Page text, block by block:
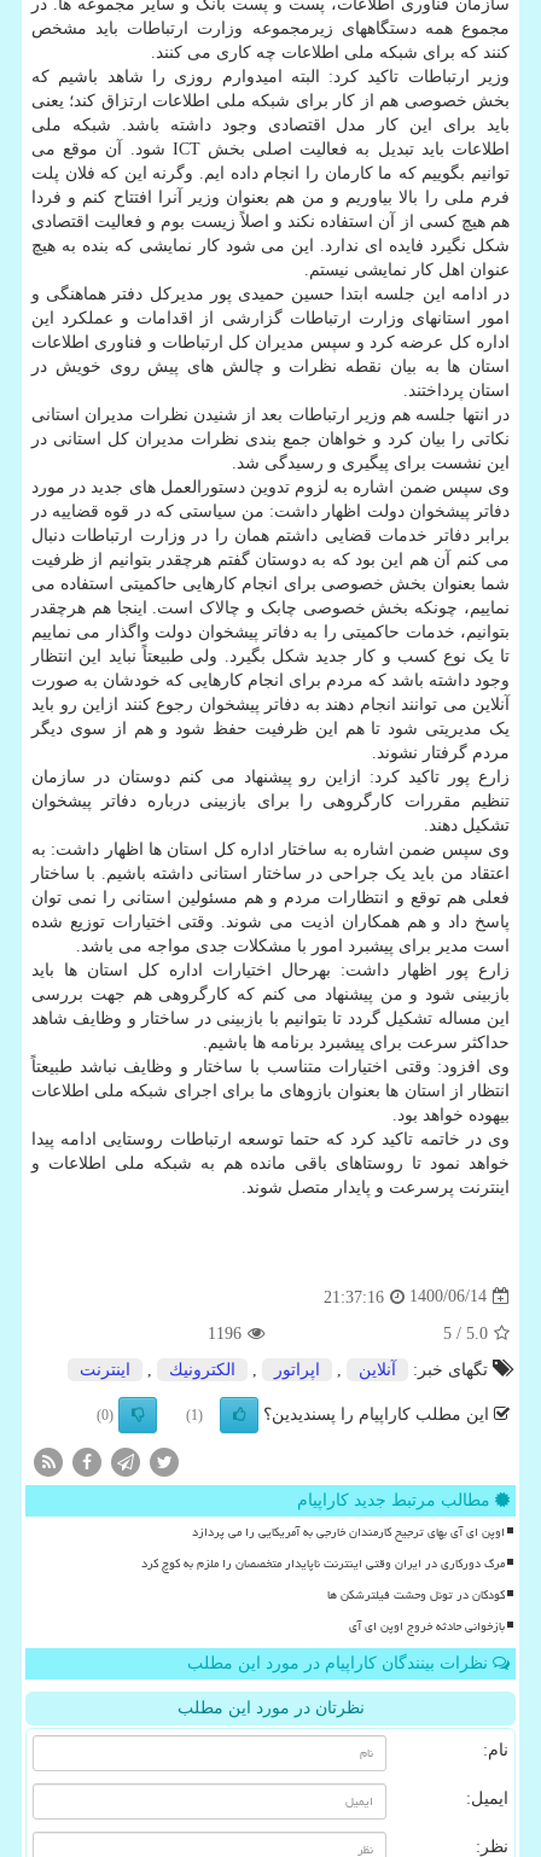
سازمان فناوری اطلاعات، پست و پست بانک و سایر مجموعه ها. در
مجموع همه دستگاههای زیرمجموعه وزارت ارتباطات باید مشخص
کنند که برای شبکه ملی اطلاعات چه کاری می کنند.
وزیر ارتباطات تاکید کرد: البته امیدوارم روزی را شاهد باشیم که
بخش خصوصی هم از کار برای شبکه ملی اطلاعات ارتزاق کند؛ یعنی
باید برای این کار مدل اقتصادی وجود داشته باشد. شبکه ملی
اطلاعات باید تبدیل به فعالیت اصلی بخش ICT شود. آن موقع می
توانیم بگوییم که ما کارمان را انجام داده ایم. وگرنه این که فلان پلت
فرم ملی را بالا بیاوریم و من هم بعنوان وزیر آنرا افتتاح کنم و فردا
هم هیچ کسی از آن استفاده نکند و اصلاً زیست بوم و فعالیت اقتصادی
شکل نگیرد فایده ای ندارد. این می شود کار نمایشی که بنده به هیچ
عنوان اهل کار نمایشی نیستم.
در ادامه این جلسه ابتدا حسین حمیدی پور مدیرکل دفتر هماهنگی و
امور استانهای وزارت ارتباطات گزارشی از اقدامات و عملکرد این
اداره کل عرضه کرد و سپس مدیران کل ارتباطات و فناوری اطلاعات
استان ها به بیان نقطه نظرات و چالش های پیش روی خویش در
استان پرداختند.
در انتها جلسه هم وزیر ارتباطات بعد از شنیدن نظرات مدیران استانی
نکاتی را بیان کرد و خواهان جمع بندی نظرات مدیران کل استانی در
این نشست برای پیگیری و رسیدگی شد.
وی سپس ضمن اشاره به لزوم تدوین دستورالعمل های جدید در مورد
دفاتر پیشخوان دولت اظهار داشت: من سیاستی که در قوه قضاییه در
برابر دفاتر خدمات قضایی داشتم همان را در وزارت ارتباطات دنبال
می کنم آن هم این بود که به دوستان گفتم هرچقدر بتوانیم از ظرفیت
شما بعنوان بخش خصوصی برای انجام کارهایی حاکمیتی استفاده می
نماییم، چونکه بخش خصوصی چابک و چالاک است. اینجا هم هرچقدر
بتوانیم، خدمات حاکمیتی را به دفاتر پیشخوان دولت واگذار می نماییم
تا یک نوع کسب و کار جدید شکل بگیرد. ولی طبیعتاً نباید این انتظار
وجود داشته باشد که مردم برای انجام کارهایی که خودشان به صورت
آنلاین می توانند انجام دهند به دفاتر پیشخوان رجوع کنند ازاین رو باید
یک مدیریتی شود تا هم این ظرفیت حفظ شود و هم از سوی دیگر
مردم گرفتار نشوند.
زارع پور تاکید کرد: ازاین رو پیشنهاد می کنم دوستان در سازمان
تنظیم مقررات کارگروهی را برای بازبینی درباره دفاتر پیشخوان
تشکیل دهند.
وی سپس ضمن اشاره به ساختار اداره کل استان ها اظهار داشت: به
اعتقاد من باید یک جراحی در ساختار استانی داشته باشیم. با ساختار
فعلی هم توقع و انتظارات مردم و هم مسئولین استانی را نمی توان
پاسخ داد و هم همکاران اذیت می شوند. وقتی اختیارات توزیع شده
است مدیر برای پیشبرد امور با مشکلات جدی مواجه می باشد.
زارع پور اظهار داشت: بهرحال اختیارات اداره کل استان ها باید
بازبینی شود و من پیشنهاد می کنم که کارگروهی هم جهت بررسی
این مساله تشکیل گردد تا بتوانیم با بازبینی در ساختار و وظایف شاهد
حداکثر سرعت برای پیشبرد برنامه ها باشیم.
وی افزود: وقتی اختیارات متناسب با ساختار و وظایف نباشد طبیعتاً
انتظار از استان ها بعنوان بازوهای ما برای اجرای شبکه ملی اطلاعات
بیهوده خواهد بود.
وی در خاتمه تاکید کرد که حتما توسعه ارتباطات روستایی ادامه پیدا
خواهد نمود تا روستاهای باقی مانده هم به شبکه ملی اطلاعات و
اینترنت پرسرعت و پایدار متصل شوند.
1400/06/14
21:37:16
5.0
/ 5
1196
تگهای خبر:
آنلاین اپراتور الكترونیك اینترنت
این مطلب کاراپیام را پسندیدین؟ (1)
(0)
مطالب مرتبط جدید کاراپیام
اوپن ای آی بهای ترجیح کارمندان خارجی به آمریکایی را می پردازد
مرگ دورکاری در ایران وقتی اینترنت ناپایدار متخصصان را ملزم به کوچ کرد
کودکان در تونل وحشت فیلترشکن ها
بازخوانی حادثه خروج اوپن ای آی
نظرات بینندگان کاراپیام در مورد این مطلب
نظرتان در مورد این مطلب
نام:
ایمیل:
نظر: